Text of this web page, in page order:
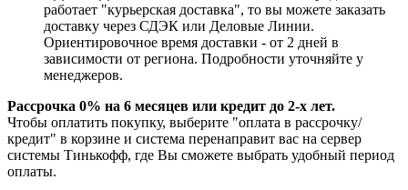
работает "курьерская доставка", то вы можете заказать
доставку через СДЭК или Деловые Линии.
Ориентировочное время доставки - от 2 дней в
зависимости от региона. Подробности уточняйте у
менеджеров.
Рассрочка 0% на 6 месяцев или кредит до 2-х лет.
Чтобы оплатить покупку, выберите "оплата в рассрочку/
кредит" в корзине и система перенаправит вас на сервер
системы Тинькофф, где Вы сможете выбрать удобный период
оплаты.